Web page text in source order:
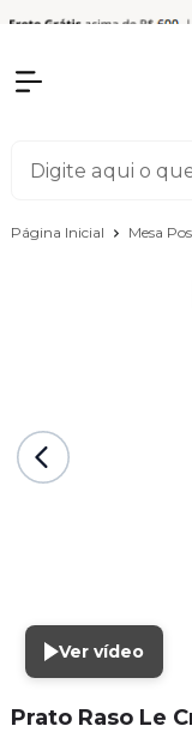
Página Inicial Mesa
Ver vídeo
Prato Raso Le